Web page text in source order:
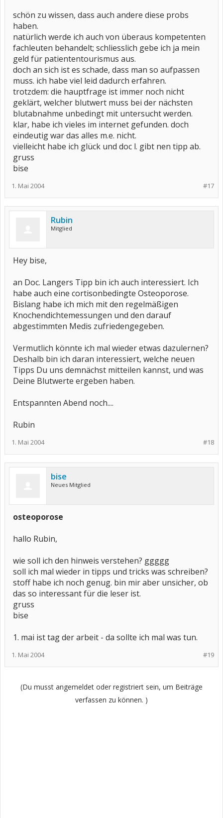
schön zu wissen, dass auch andere diese probs
haben.
natürlich werde ich auch von überaus kompetenten
fachleuten behandelt; schliesslich gebe ich ja mein
geld für patiententourismus aus.
doch an sich ist es schade, dass man so aufpassen
muss. ich habe viel leid dadurch erfahren.
trotzdem: die hauptfrage ist immer noch nicht
geklärt, welcher blutwert muss bei der nächsten
blutabnahme unbedingt mit untersucht werden.
klar, habe ich vieles im internet gefunden. doch
eindeutig war das alles m.e. nicht.
vielleicht habe ich glück und doc l. gibt nen tipp ab.
gruss
bise
#17
1. Mai 2004
Rubin
Mitglied
Hey bise,
an Doc. Langers Tipp bin ich auch interessiert. Ich
habe auch eine cortisonbedingte Osteoporose.
Bislang habe ich mich mit den regelmäßigen
Knochendichtemessungen und den darauf
abgestimmten Medis zufriedengegeben.
Vermutlich könnte ich mal wieder etwas dazulernen?
Deshalb bin ich daran interessiert, welche neuen
Tipps Du uns demnächst mitteilen kannst, und was
Deine Blutwerte ergeben haben.
Entspannten Abend noch....
Rubin
#18
1. Mai 2004
bise
Neues Mitglied
osteoporose
hallo Rubin,
wie soll ich den hinweis verstehen? ggggg
soll ich mal wieder in tipps und tricks was schreiben?
stoff habe ich noch genug. bin mir aber unsicher, ob
das so interessant für die leser ist.
gruss
bise
1. mai ist tag der arbeit - da sollte ich mal was tun.
#19
1. Mai 2004
(Du musst angemeldet oder registriert sein, um Beiträge
verfassen zu können. )